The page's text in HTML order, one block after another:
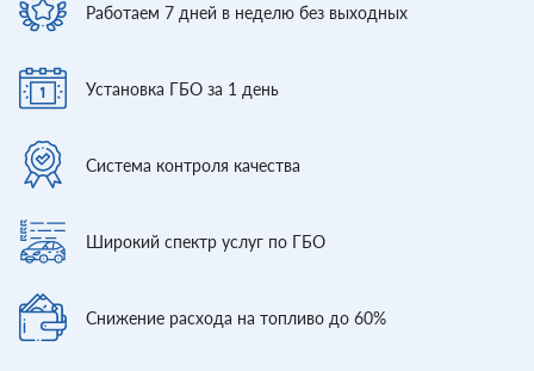
Работаем 7 дней в неделю без выходных
Установка ГБО за 1 день
Система контроля качества
Широкий спектр услуг по ГБО
Снижение расхода на топливо до 60%